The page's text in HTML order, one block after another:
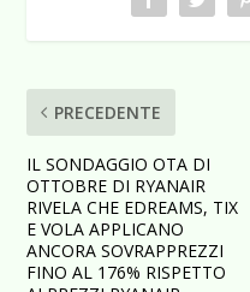
PRECEDENTE
IL SONDAGGIO OTA DI
OTTOBRE DI RYANAIR
RIVELA CHE EDREAMS, TIX
E VOLA APPLICANO
ANCORA SOVRAPPREZZI
FINO AL 176% RISPETTO